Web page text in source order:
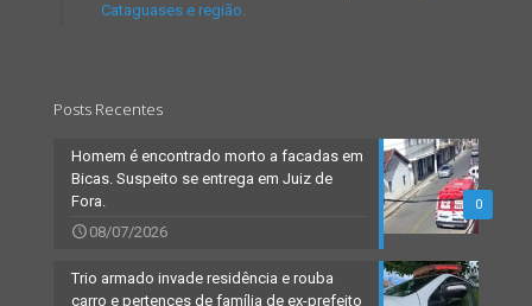
Cataguases e região.
Posts Recentes
0
Homem é encontrado morto a facadas em
Bicas. Suspeito se entrega em Juiz de
Fora.
08/07/2026
Trio armado invade residência e rouba
carro e pertences de família de ex-prefeito